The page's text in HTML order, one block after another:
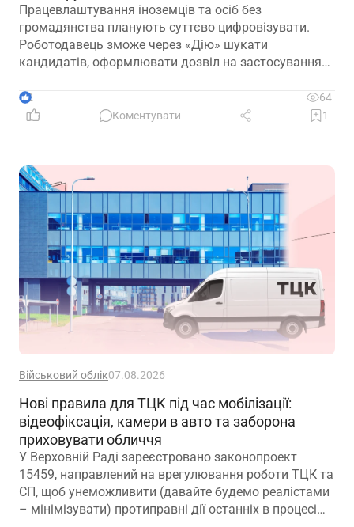
Працевлаштування іноземців та осіб без
громадянства планують суттєво цифровізувати.
Роботодавець зможе через «Дію» шукати
кандидатів, оформлювати дозвіл на застосування
прийняття на роботу
2
64
Коментувати
1
Військовий облік07.08.2026
Нові правила для ТЦК під час мобілізації:
відеофіксація, камери в авто та заборона
приховувати обличчя
У Верховній Раді зареєстровано законопроект
15459, направлений на врегулювання роботи ТЦК та
СП, щоб унеможливити (давайте будемо реалістами
– мінімізувати) протиправні дії останніх в процесі